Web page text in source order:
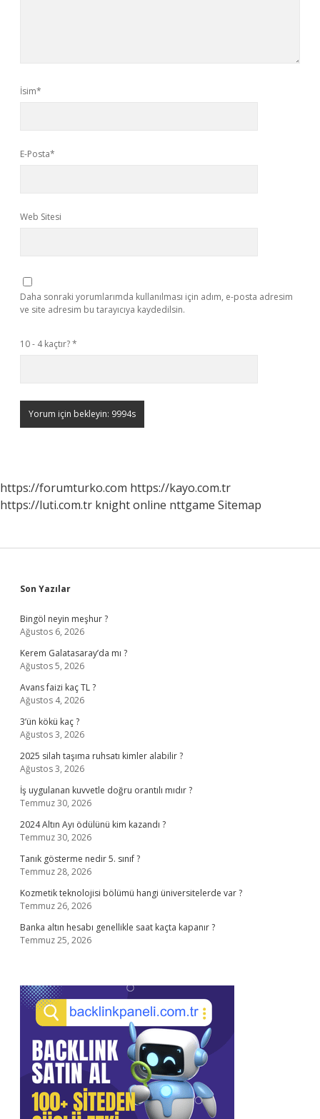
İsim*
E-Posta*
Web Sitesi
Daha sonraki yorumlarımda kullanılması için adım, e-posta adresim
ve site adresim bu tarayıcıya kaydedilsin.
10 - 4 kaçtır?*
https://forumturko.com https://kayo.com.tr
https://luti.com.tr knight online nttgame Sitemap
Sidebar
Son Yazılar
Bingöl neyin meşhur ?
Ağustos 6, 2026
Kerem Galatasaray’da mı ?
Ağustos 5, 2026
Avans faizi kaç TL ?
Ağustos 4, 2026
3’ün kökü kaç ?
Ağustos 3, 2026
2025 silah taşıma ruhsatı kimler alabilir ?
Ağustos 3, 2026
İş uygulanan kuvvetle doğru orantılı mıdır ?
Temmuz 30, 2026
2024 Altın Ayı ödülünü kim kazandı ?
Temmuz 30, 2026
Tanık gösterme nedir 5. sınıf ?
Temmuz 28, 2026
Kozmetik teknolojisi bölümü hangi üniversitelerde var ?
Temmuz 26, 2026
Banka altın hesabı genellikle saat kaçta kapanır ?
Temmuz 25, 2026